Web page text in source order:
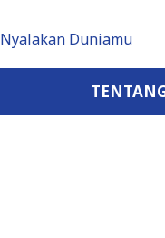
Nyalakan Duniamu